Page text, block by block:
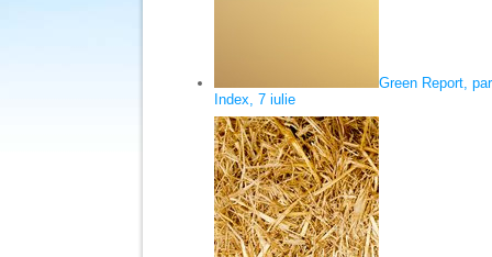
Green Report,
Index, 7 iulie